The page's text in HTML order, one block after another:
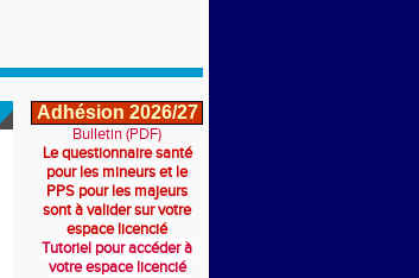
Adhésion 2026/27
Bulletin (PDF)
Le questionnaire santé
pour les mineurs et le
PPS pour les majeurs
sont à valider sur votre
espace licencié
Tutoriel pour accéder à
votre espace licencié